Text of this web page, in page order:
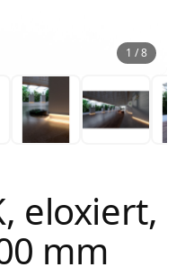
1 /8
eloxiert,
mm